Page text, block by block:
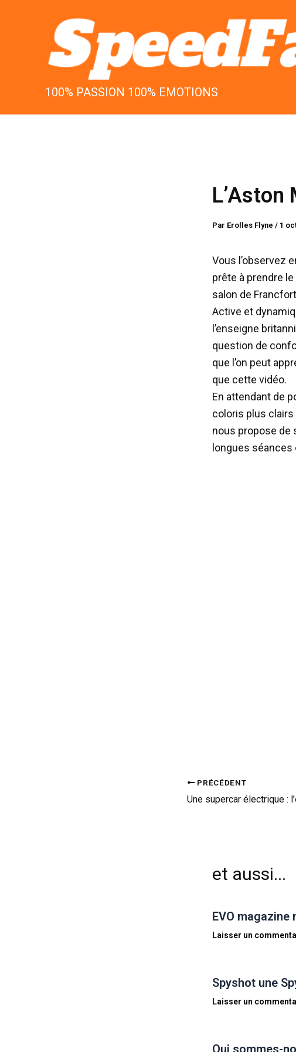
100% PASSION 100% EMOTIONS
L’Aston
Par Erolles Flyne / 1
Vous l’observez
prête à prendre
salon de
Active et
l’enseigne
question de
que l’on peut
que cette vidéo.
En attendant de
coloris plus clairs
nous propose de
longues séances
PRÉCÉDENT
Une supercar électrique :
et aussi...
EVO magazine
Laisser un
Spyshot une
Laisser un
Qui sommes-